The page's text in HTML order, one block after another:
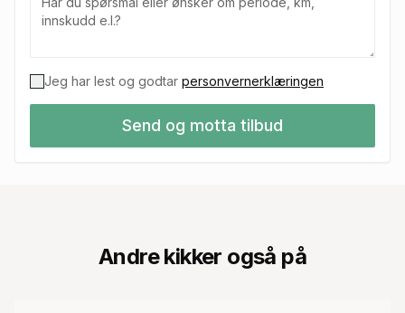
Jeg har lest og godtar personvernerklæringen
Send og motta tilbud
Andre kikker også på